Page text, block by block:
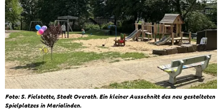
Foto: S. Fielstette, Stadt Overath. Ein kleiner Ausschnitt des neu gestalteten
Spielplatzes in Marialinden.